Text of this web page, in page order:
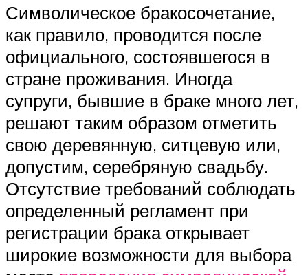
Символическое бракосочетание,
как правило, проводится после
официального, состоявшегося в
стране проживания. Иногда
супруги, бывшие в браке много лет,
решают таким образом отметить
свою деревянную, ситцевую или,
допустим, серебряную свадьбу.
Отсутствие требований соблюдать
определенный регламент при
регистрации брака открывает
широкие возможности для выбора